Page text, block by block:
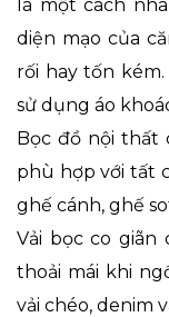
là một cách
diện mạo của
rối hay tốn
sử dụng áo
Bọc đồ nội thất
phù hợp với tất
ghế cánh, ghế
Vải bọc co giãn
thoải mái khi
vải chéo, denim